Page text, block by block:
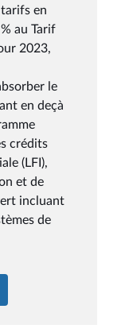
en
au Tarif
2023,
le
en deçà
crédits
(LFI),
et de
incluant
de